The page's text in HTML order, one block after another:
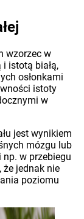
wzorzec w
istotą białą,
osłonkami
istoty
w
jest wynikiem
mózgu lub
w przebiegu
że jednak nie
poziomu